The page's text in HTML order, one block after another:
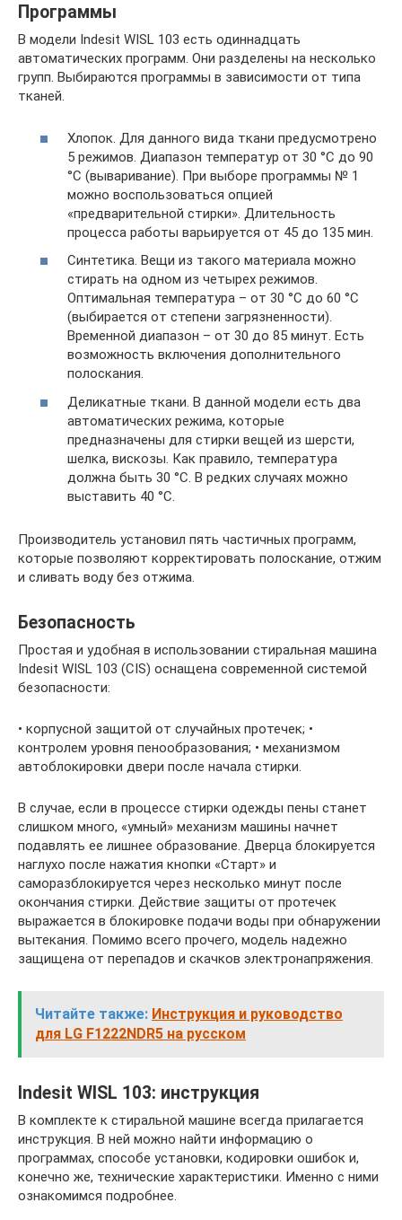
Программы
В модели Indesit WISL 103 есть одиннадцать
автоматических программ. Они разделены на несколько
групп. Выбираются программы в зависимости от типа
тканей.
Хлопок. Для данного вида ткани предусмотрено
5 режимов. Диапазон температур от 30 °С до 90
°С (вываривание). При выборе программы № 1
можно воспользоваться опцией
«предварительной стирки». Длительность
процесса работы варьируется от 45 до 135 мин.
Синтетика. Вещи из такого материала можно
стирать на одном из четырех режимов.
Оптимальная температура – от 30 °С до 60 °С
(выбирается от степени загрязненности).
Временной диапазон – от 30 до 85 минут. Есть
возможность включения дополнительного
полоскания.
Деликатные ткани. В данной модели есть два
автоматических режима, которые
предназначены для стирки вещей из шерсти,
шелка, вискозы. Как правило, температура
должна быть 30 °С. В редких случаях можно
выставить 40 °С.
Производитель установил пять частичных программ,
которые позволяют корректировать полоскание, отжим
и сливать воду без отжима.
Безопасность
Простая и удобная в использовании стиральная машина
Indesit WISL 103 (CIS) оснащена современной системой
безопасности:
• корпусной защитой от случайных протечек; •
контролем уровня пенообразования; • механизмом
автоблокировки двери после начала стирки.
В случае, если в процессе стирки одежды пены станет
слишком много, «умный» механизм машины начнет
подавлять ее лишнее образование. Дверца блокируется
наглухо после нажатия кнопки «Старт» и
саморазблокируется через несколько минут после
окончания стирки. Действие защиты от протечек
выражается в блокировке подачи воды при обнаружении
вытекания. Помимо всего прочего, модель надежно
защищена от перепадов и скачков электронапряжения.
Читайте также: Инструкция и руководство
для LG F1222NDR5 на русском
Indesit WISL 103: инструкция
В комплекте к стиральной машине всегда прилагается
инструкция. В ней можно найти информацию о
программах, способе установки, кодировки ошибок и,
конечно же, технические характеристики. Именно с ними
ознакомимся подробнее.